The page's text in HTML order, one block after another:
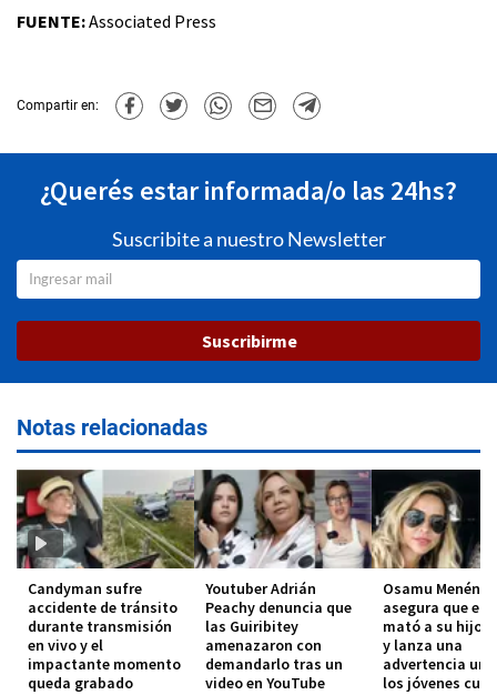
FUENTE:Associated Press
Compartir en:
¿Querés estar informada/o las 24hs?
Suscribite a nuestro Newsletter
Suscribirme
Notas relacionadas
Candyman sufre
accidente de tránsito
durante transmisión
en vivo y el
impactante momento
queda grabado
Youtuber Adrián
Peachy denuncia que
las Guiribitey
amenazaron con
demandarlo tras un
video en YouTube
Osamu
asegura que el
mató a su hijo
y lanza una
advertencia
los jóvenes